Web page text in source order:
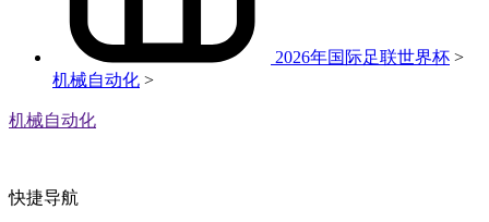
2026年国际足联世界杯 >
机械自动化 >
机械自动化
快捷导航